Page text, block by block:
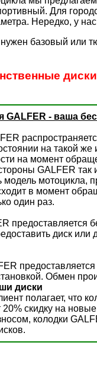
Для
Нередко, у
базовый или
GALFER - ваша
на такой
на момент
GALFER так
модель мотоцикла,
в момент
один раз.
предоставляется
диск
Обмен
диски
полагает, что
20% скидку на
колодки